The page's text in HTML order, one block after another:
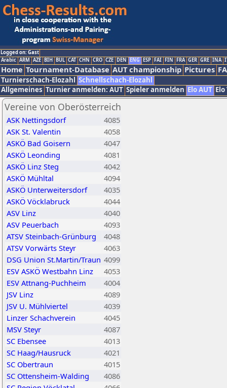
Logged on: Gast
Arabic ARM AZE BIH BUL CAT CHN CRO CZE DEN ENG ESP FAI FIN FRA GER GRE INA
Home Tournament-Database AUT championship Pictures
Turnierschach-Elozahl Schnellschach-Elozahl
Allgemeines Turnier anmelden: AUT Spieler anmelden Elo AUT
Vereine von Oberösterreich
ASK Nettingsdorf
4085
ASK St. Valentin
4058
ASKÖ Bad Goisern
4047
ASKÖ Leonding
4081
ASKÖ Linz Steg
4042
ASKÖ Mühltal
4094
ASKÖ Unterweitersdorf
4035
ASKÖ Vöcklabruck
4044
ASV Linz
4040
ASV Peuerbach
4093
ATSV Steinbach-Grünburg
4048
ATSV Vorwärts Steyr
4063
DSG Union St.Martin/Traun 4099
ESV ASKÖ Westbahn Linz
4053
ESV Attnang-Puchheim
4004
JSV Linz
4089
JSV U. Mühlviertel
4039
Linzer Schachverein
4045
MSV Steyr
4087
SC Ebensee
4013
SC Haag/Hausruck
4021
SC Obertraun
4015
SC Ottensheim-Walding
4086